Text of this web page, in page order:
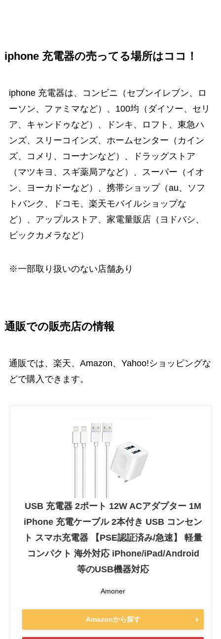
iphone 充電器の売ってる場所はココ！
iphone 充電器は、コンビニ（セブンイレブン、ロ
ーソン、ファミマなど）、100均（ダイソー、セリ
ア、キャンドゥなど）、ドンキ、ロフト、東急ハ
ンズ、スリーコインズ、ホームセンター（カイン
ズ、コメリ、コーナンなど）、ドラッグストア
（マツキヨ、スギ薬局アなど）、スーパー（イオ
ン、ヨーカドーなど）、携帯ショップ（au、ソフ
トバンク、ドコモ、楽天モバイルショップな
ど）、アップルストア、家電量販店（ヨドバシ、
ビックカメラなど）
※一部取り扱いのない店舗あり
通販での販売店の情報
通販では、楽天、Amazon、Yahoo!ショッピングな
どで購入できます。
USB 充電器 2ポート 12W ACアダプター 1M
iPhone 充電ケーブル 2本付き USB コンセン
ト スマホ充電器 【PSE認証済み/急速】 軽量
コンパクト 海外対応 iPhone/iPad/Android
等のUSB機器対応
Amoner
Amazonから探す